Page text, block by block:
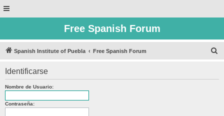
Free Spanish Forum
Spanish Institute of Puebla Free Spanish Forum
Identificarse
Nombre de Usuario:
Contraseña: